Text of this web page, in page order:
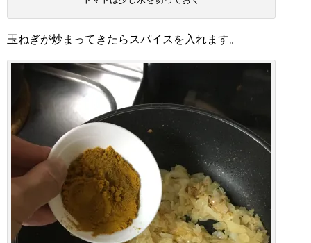
玉ねぎが炒まってきたらスパイスを入れます。